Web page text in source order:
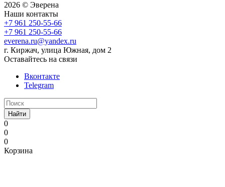
2026 © Эверена
Наши контакты
+7 961 250-55-66
+7 961 250-55-66
everena.ru@yandex.ru
г. Киржач, улица Южная, дом 2
Оставайтесь на связи
Вконтакте
Telegram
Найти
0
0
0
Корзина